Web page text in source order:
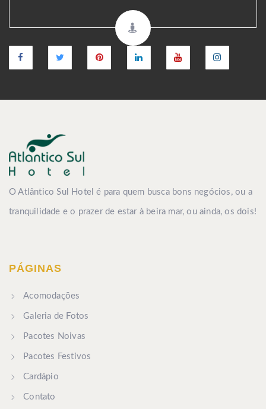
O Atlântico Sul Hotel é para quem busca bons negócios, ou a
tranquilidade e o prazer de estar à beira mar, ou ainda, os dois!
PÁGINAS
Acomodações
Galeria de Fotos
Pacotes Noivas
Pacotes Festivos
Cardápio
Contato